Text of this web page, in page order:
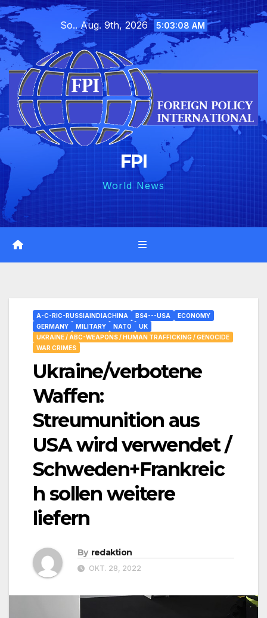
Skip
to
content
So.. Aug. 9th, 2026 5:03:10 AM
FPI
World News
A-C-RIC-RUSSIAINDIACHINA BS4---USA
ECONOMY
GERMANY
MILITARY NATO
UK
UKRAINE / ABC-WEAPONS / HUMAN TRAFFICKING / GENOCIDE
WAR CRIMES
Ukraine/verbotene
Waffen:
Streumunition aus
USA wird verwendet /
Schweden+Frankreic
h sollen weitere
liefern
By redaktion
OKT. 28, 2022